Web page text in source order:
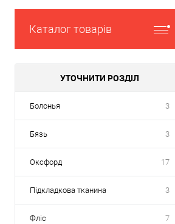
Каталог товарів
УТОЧНИТИ РОЗДІЛ
Болонья 3
Бязь 3
Оксфорд 17
Підкладкова тканина 3
Фліс 7